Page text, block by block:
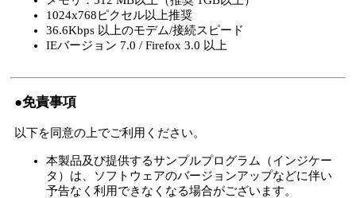
1024x768ピクセル以上推奨
36.6Kbps 以上のモデム/接続スピード
IEバージョン 7.0 / Firefox 3.0 以上
●免責事項
以下を同意の上でご利用ください。
本製品及び提供するサンプルプログラム（インジケー
タ）は、ソフトウェアのバージョンアップなどに伴い
予告なく利用できなくなる場合がございます。